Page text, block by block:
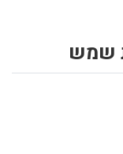
שמש